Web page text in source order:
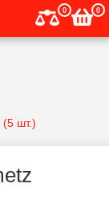
0 0
(5 шт.)